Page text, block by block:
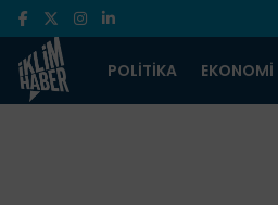
POLITIKA EKONOMI